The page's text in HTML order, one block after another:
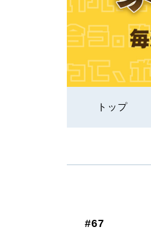
トップ
#67